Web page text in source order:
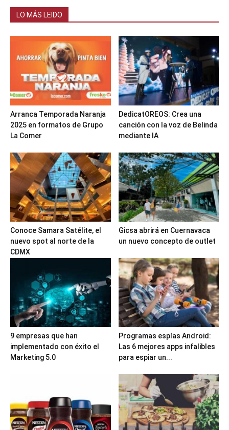
LO MÁS LEIDO
Arranca Temporada Naranja
2025 en formatos de Grupo
La Comer
DedicatOREOS: Crea una
canción con la voz de Belinda
mediante IA
Conoce Samara Satélite, el
nuevo spot al norte de la
CDMX
Gicsa abrirá en Cuernavaca
un nuevo concepto de outlet
9 empresas que han
implementado con éxito el
Marketing 5.0
Programas espías Android:
Las 6 mejores apps infalibles
para espiar un...